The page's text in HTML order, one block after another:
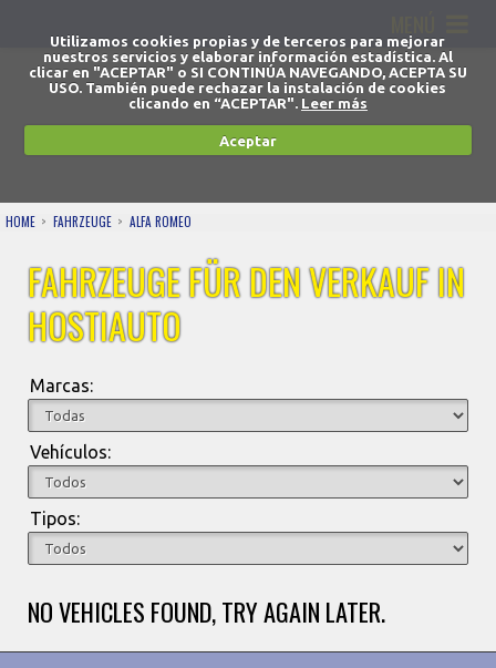
Utilizamos cookies propias y de terceros para mejorar
nuestros servicios y elaborar información estadística. Al
clicar en "ACEPTAR" o SI CONTINÚA NAVEGANDO, ACEPTA SU
USO. También puede rechazar la instalación de cookies
clicando en “ACEPTAR". Leer más
Aceptar
HOME FAHRZEUGE ALFA ROMEO
FAHRZEUGE FÜR DEN VERKAUF IN
HOSTIAUTO
Marcas:
Vehículos:
Tipos:
NO VEHICLES FOUND, TRY AGAIN LATER.